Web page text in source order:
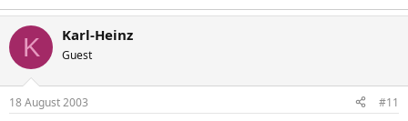
K Karl-Heinz
Guest
18 August 2003 #11